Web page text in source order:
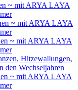
~ mit ARYA LAYA
~ mit ARYA LAYA
~ mit ARYA LAYA
Hitzewallungen,
den Wechseljahren
~ mit ARYA LAYA